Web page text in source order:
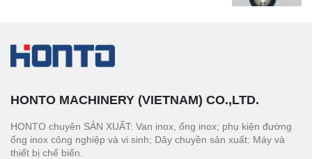
HONTO MACHINERY (VIETNAM) CO.,LTD.
HONTO chuyên SẢN XUẤT: Van inox, ống inox; phụ kiện đường
ống inox công nghiệp và vi sinh; Dây chuyền sản xuất: Máy và
thiết bị chế biến.